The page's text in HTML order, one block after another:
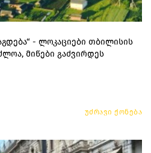
- ლოკაციები თბილისის
მიწები გაძვირდეს
უძრავი ქონება